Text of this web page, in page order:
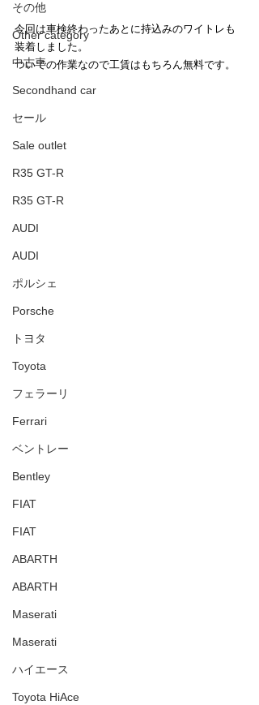
その他
Other category
中古車
Secondhand car
セール
Sale outlet
R35 GT-R
R35 GT-R
AUDI
AUDI
ポルシェ
Porsche
トヨタ
Toyota
フェラーリ
Ferrari
ベントレー
Bentley
FIAT
FIAT
ABARTH
ABARTH
Maserati
Maserati
ハイエース
Toyota HiAce
今回は車検終わったあとに持込みのワイトレも
装着しました。
ついでの作業なので工賃はもちろん無料です。